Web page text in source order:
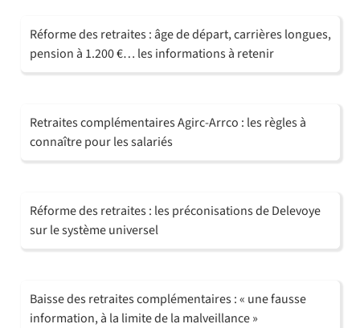
Réforme des retraites : âge de départ, carrières longues,
pension à 1.200 €… les informations à retenir
Retraites complémentaires Agirc-Arrco : les règles à
connaître pour les salariés
Réforme des retraites : les préconisations de Delevoye
sur le système universel
Baisse des retraites complémentaires : « une fausse
information, à la limite de la malveillance »